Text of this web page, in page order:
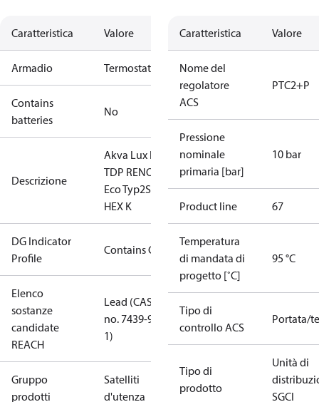
Caratteristica Valore
Armadio Termostato
Contains
batteries
No
Descrizione
Akva Lux II
TDP RENO
Eco Typ2SS
HEX K
DG Indicator
Profile
Contains Gas
Elenco
sostanze
candidate
REACH
Lead (CAS
no. 7439-92-
1)
Gruppo
prodotti
Satelliti
d'utenza
Caratteristica Valore
Nome del
regolatore
ACS
PTC2+P
Pressione
nominale
primaria [bar]
10 bar
Product line 67
Temperatura
di mandata di
progetto [˚C]
95 °C
Tipo di
controllo ACS
Portata/
Tipo di
prodotto
Unità di
SGCI